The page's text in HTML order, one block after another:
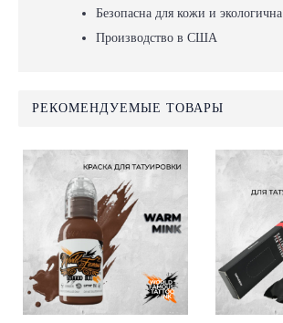
Безопасна для кожи и экологична
Производство в США
РЕКОМЕНДУЕМЫЕ ТОВАРЫ